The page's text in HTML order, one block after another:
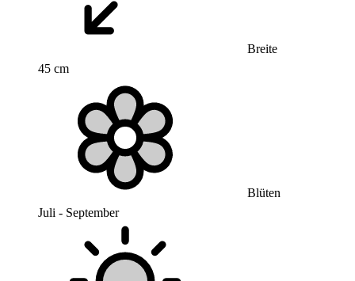
Breite
45 cm
Blüten
Juli - September